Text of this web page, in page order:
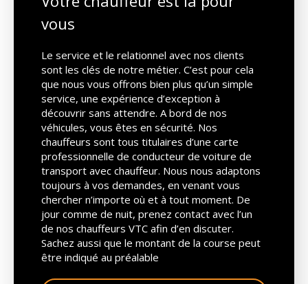
vous
Le service et le relationnel avec nos clients
sont les clés de notre métier. C’est pour cela
que nous vous offrons bien plus qu’un simple
service, une expérience d’exception à
découvrir sans attendre. A bord de nos
véhicules, vous êtes en sécurité. Nos
chauffeurs sont tous titulaires d’une carte
professionnelle de conducteur de voiture de
transport avec chauffeur. Nous nous adaptons
toujours à vos demandes, en venant vous
chercher n’importe où et à tout moment. De
jour comme de nuit, prenez contact avec l’un
de nos chauffeurs VTC afin d’en discuter.
Sachez aussi que le montant de la course peut
être indiqué au préalable